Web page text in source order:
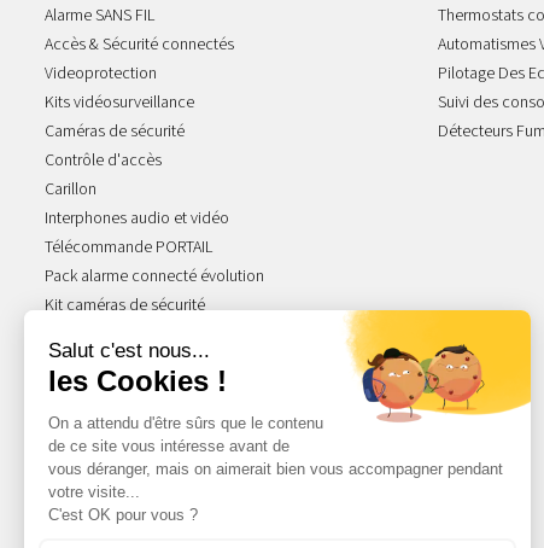
Alarme SANS FIL
Accès & Sécurité connectés
Videoprotection
Kits vidéosurveillance
Caméras de sécurité
Contrôle d'accès
Carillon
Interphones audio et vidéo
Télécommande PORTAIL
Pack alarme connecté évolution
Kit caméras de sécurité
Thermostats
Automatismes
Pilotage Des
Suivi des
Détecteurs
NOS GAMMES STARS
Acova Atoll
Acova Fassane
Radiateur Atlantic
Radiateur Thermor
Ariston Chauffe-eau